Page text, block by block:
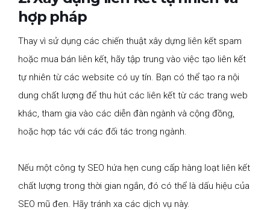
hợp pháp
Thay vì sử dụng các chiến thuật xây dựng liên kết spam
hoặc mua bán liên kết, hãy tập trung vào việc tạo liên kết
tự nhiên từ các website có uy tín. Bạn có thể tạo ra nội
dung chất lượng để thu hút các liên kết từ các trang web
khác, tham gia vào các diễn đàn ngành và cộng đồng,
hoặc hợp tác với các đối tác trong ngành.
Nếu một công ty SEO hứa hẹn cung cấp hàng loạt liên kết
chất lượng trong thời gian ngắn, đó có thể là dấu hiệu của
SEO mũ đen. Hãy tránh xa các dịch vụ này.